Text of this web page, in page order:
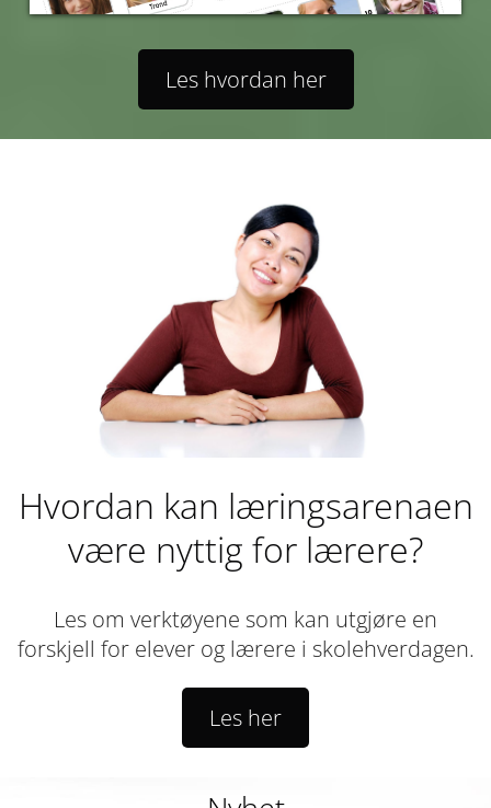
Les hvordan her
Hvordan kan læringsarenaen
være nyttig for lærere?
Les om verktøyene som kan utgjøre en
forskjell for elever og lærere i skolehverdagen.
Les her